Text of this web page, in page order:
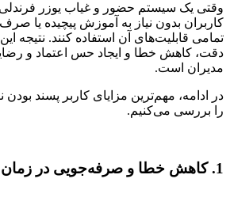
وقتی یک سیستم حضور و غیاب یوزر
کاربران بدون نیاز به آموزش پیچیده یا صرف
تمامی قابلیت‌های آن استفاده کنند. نتیجه
دقت، کاهش خطا و ایجاد حس اعتماد و
مدیران است.
در ادامه، مهم‌ترین مزایای کاربر پسند
را بررسی می‌کنیم.
1. کاهش خطا و صرفه‌جویی در زمان